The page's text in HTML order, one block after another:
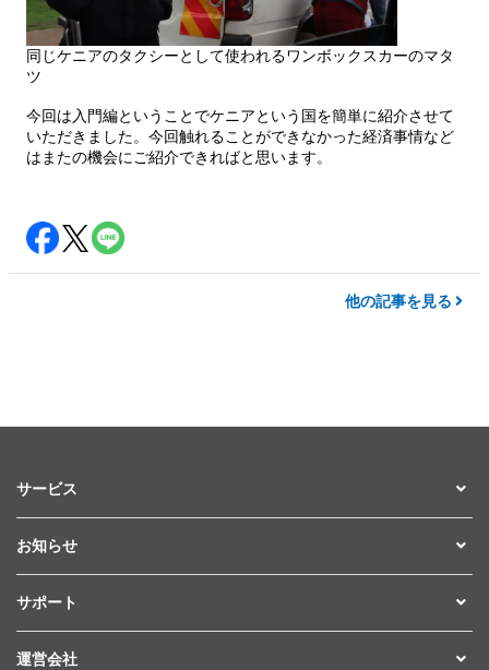
同じケニアのタクシーとして使われるワンボックスカーのマタ
ツ
今回は入門編ということでケニアという国を簡単に紹介させて
いただきました。今回触れることができなかった経済事情など
はまたの機会にご紹介できればと思います。
他の記事を見る
サービス
お知らせ
サポート
運営会社